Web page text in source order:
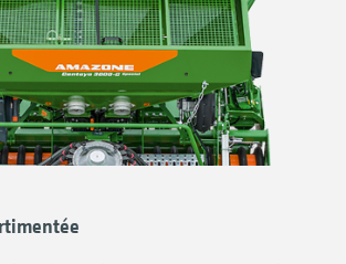
Special ou le Centaya-C Special,
différents produits est réalisé
par le biais des doseurs à
électrique, réglables en continu,
de semis de 0,5 à